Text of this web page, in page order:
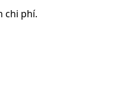
chi phí.